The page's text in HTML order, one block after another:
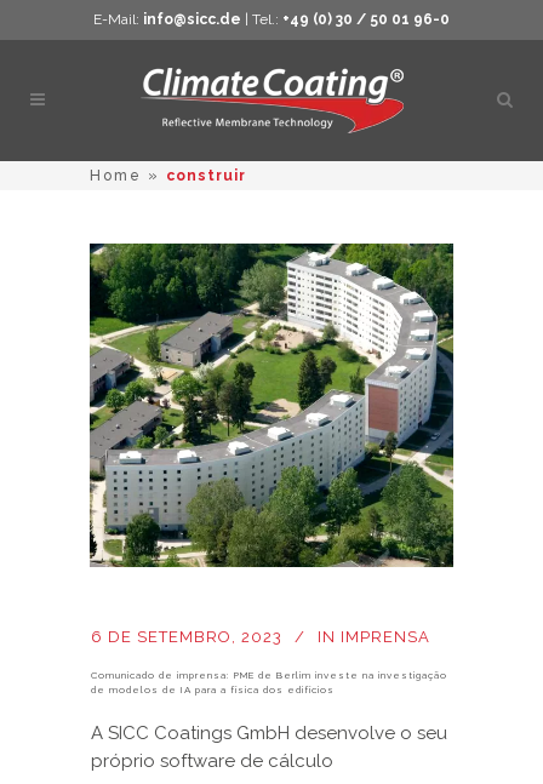
E-Mail: info@sicc.de | Tel.: +49 (0) 30 / 50 01 96-0
Abrir
Home » construir
6 DE SETEMBRO, 2023 IN IMPRENSA
Comunicado de imprensa: PME de Berlim investe na investigação
de modelos de IA para a física dos edifícios
A SICC Coatings GmbH desenvolve o seu
próprio software de cálculo